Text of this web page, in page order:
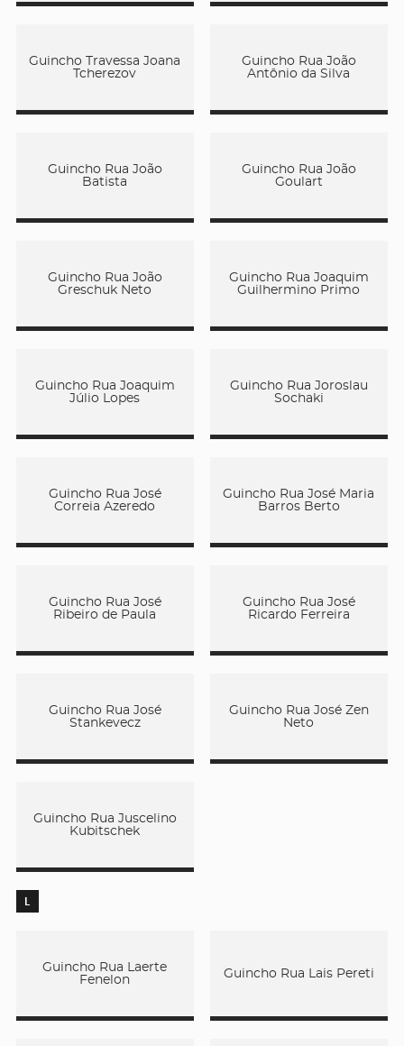
Guincho Travessa Joana
Tcherezov
Guincho Rua João
Antônio da Silva
Guincho Rua João
Batista
Guincho Rua João
Goulart
Guincho Rua João
Greschuk Neto
Guincho Rua Joaquim
Guilhermino Primo
Guincho Rua Joaquim
Júlio Lopes
Guincho Rua Joroslau
Sochaki
Guincho Rua José
Correia Azeredo
Guincho Rua José Maria
Barros Berto
Guincho Rua José
Ribeiro de Paula
Guincho Rua José
Ricardo Ferreira
Guincho Rua José
Stankevecz
Guincho Rua José Zen
Neto
Guincho Rua Juscelino
Kubitschek
L
Guincho Rua Laerte
Fenelon
Guincho Rua Lais Pereti